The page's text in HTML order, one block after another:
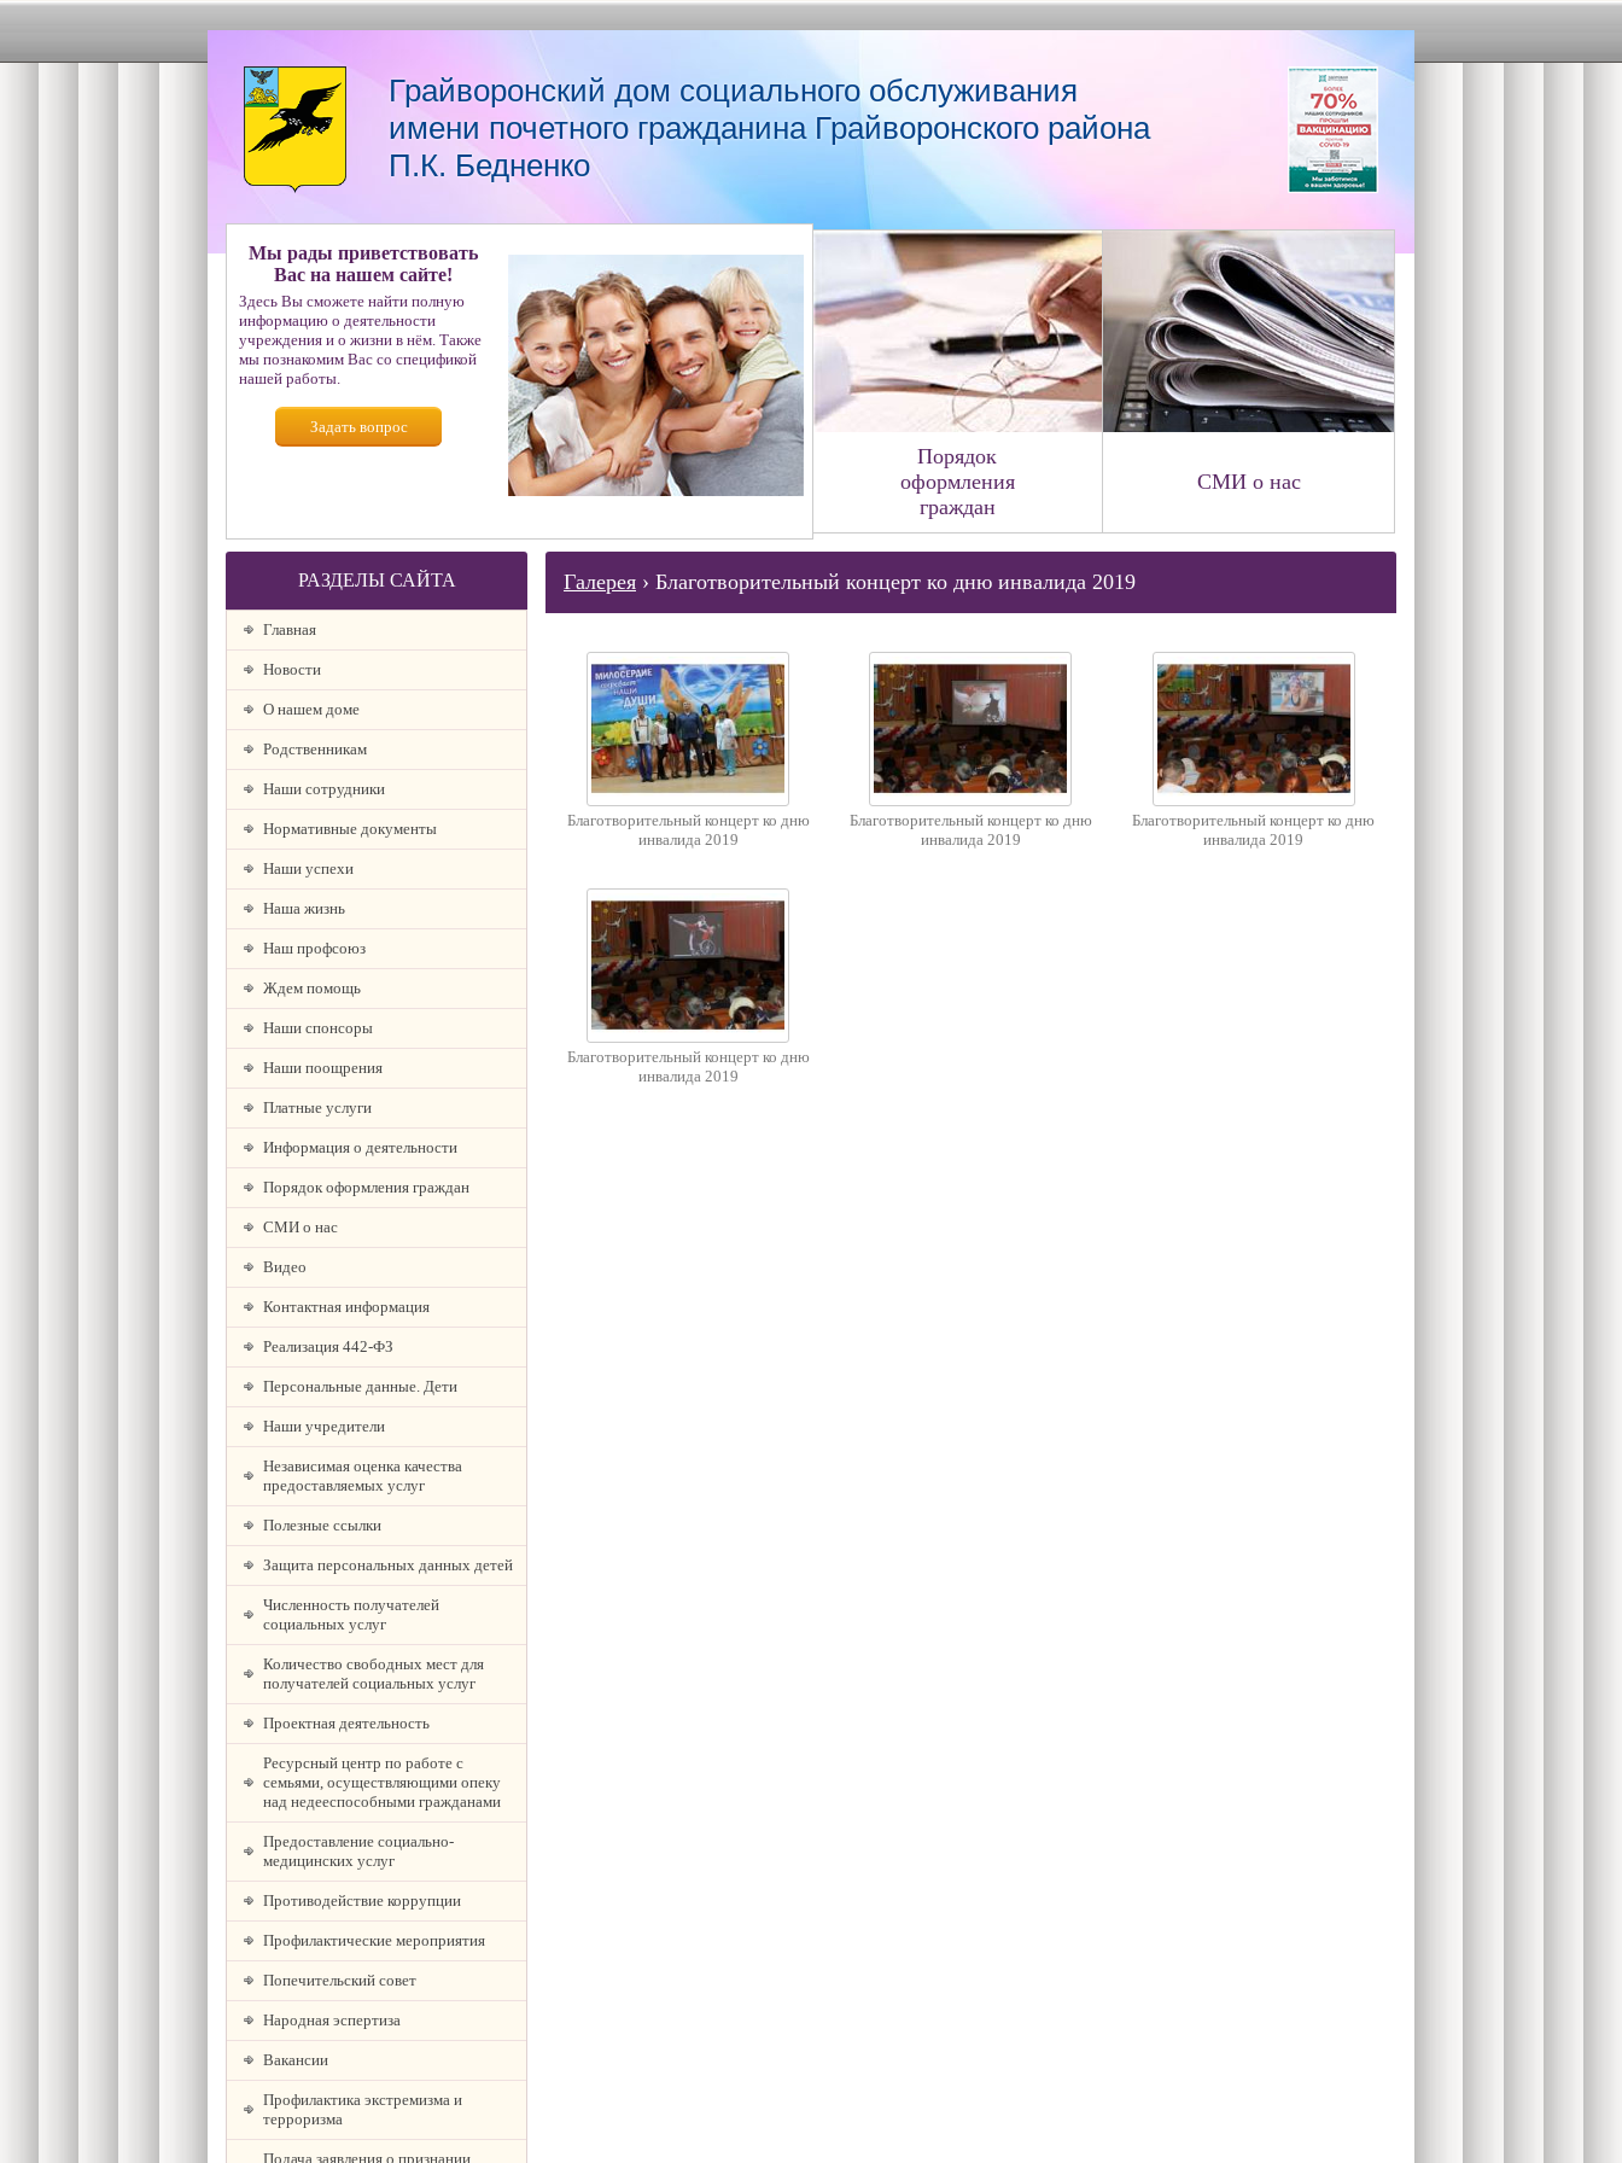
Грайворонский дом социального обслуживания
имени почетного гражданина Грайворонского района
П.К. Бедненко
Мы рады приветствовать
Вас на нашем сайте!
Здесь Вы сможете найти полную
информацию о деятельности
учреждения и о жизни в нём. Также
мы познакомим Вас со спецификой
нашей работы.
Задать вопрос
Порядок
оформления
граждан
СМИ о нас
РАЗДЕЛЫ САЙТА
Главная
Новости
О нашем доме
Родственникам
Наши сотрудники
Нормативные документы
Наши успехи
Наша жизнь
Наш профсоюз
Ждем помощь
Наши спонсоры
Наши поощрения
Платные услуги
Информация о деятельности
Порядок оформления граждан
СМИ о нас
Видео
Контактная информация
Реализация 442-ФЗ
Персональные данные. Дети
Наши учредители
Независимая оценка качества
предоставляемых услуг
Полезные ссылки
Защита персональных данных детей
Численность получателей
социальных услуг
Количество свободных мест для
получателей социальных услуг
Проектная деятельность
Ресурсный центр по работе с
семьями, осуществляющими опеку
над недееспособными гражданами
Предоставление социально-
медицинских услуг
Противодействие коррупции
Профилактические мероприятия
Попечительский совет
Народная эспертиза
Вакансии
Профилактика экстремизма и
терроризма
Подача заявления о признании
Галерея › Благотворительный концерт ко дню инвалида 2019
Благотворительный концерт ко дню
инвалида 2019
Благотворительный концерт ко дню
инвалида 2019
Благотворительный концерт ко дню
инвалида 2019
Благотворительный концерт ко дню
инвалида 2019